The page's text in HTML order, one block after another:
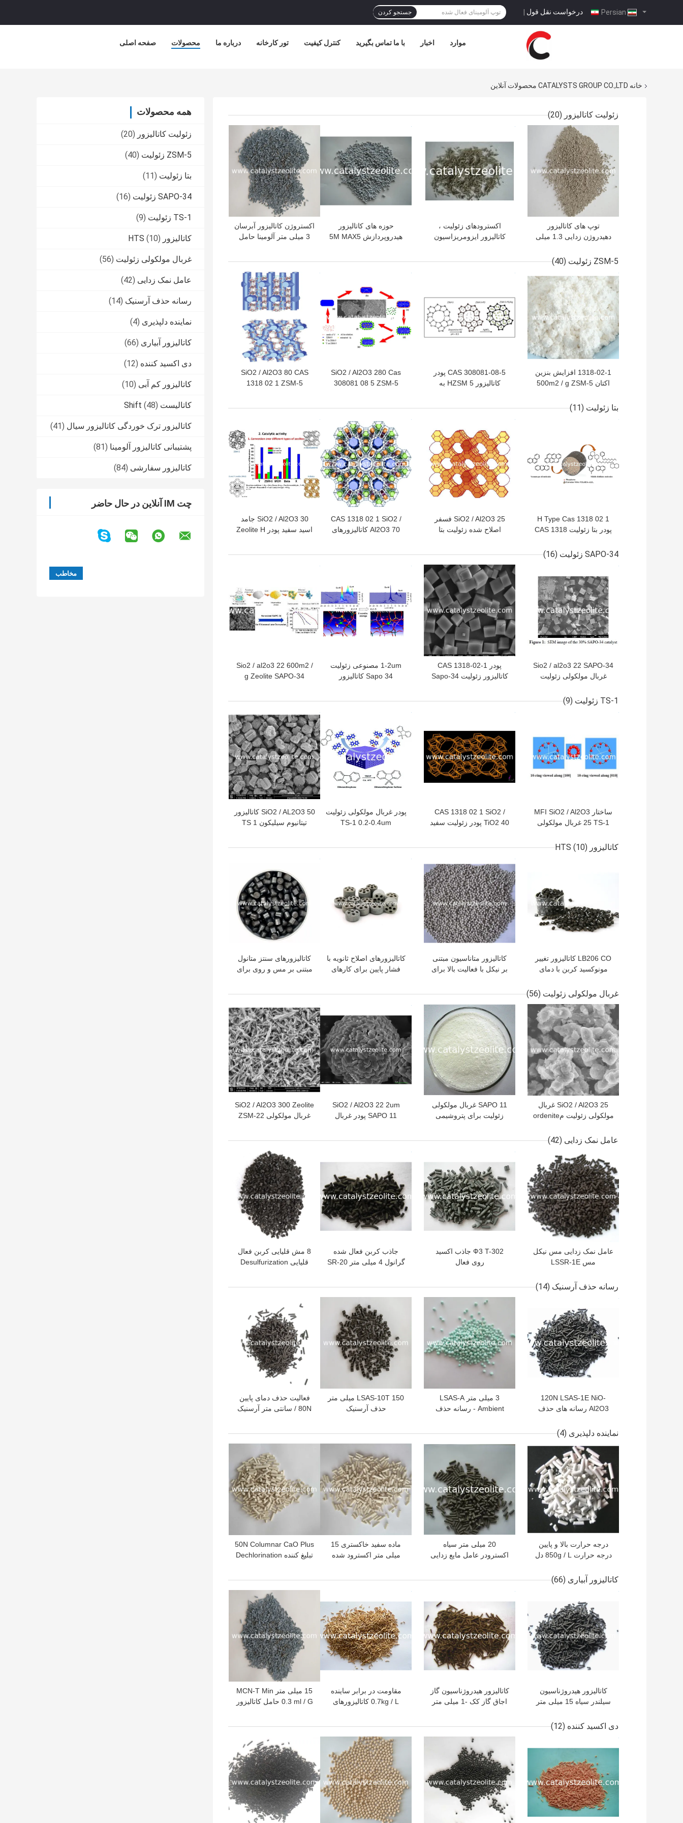
درخواست نقل قول | جستجو کردن
صفحه اصلی محصولات درباره ما تور کارخانه کنترل کیفیت با ما تماس بگیرید اخبار موارد
خانه CATALYSTS GROUP CO.,LTD محصولات آنلاین
همه محصولات
زئولیت کاتالیزور (20)
ZSM-5 زئولیت (40)
بتا زئولیت (11)
SAPO-34 زئولیت (16)
TS-1 زئولیت (9)
کاتالیزور HTS (10)
غربال مولکولی زئولیت (56)
عامل نمک زدایی (42)
رسانه حذف آرسنیک (14)
نماینده دلپذیری (4)
کاتالیزور آبیاری (66)
دی اکسید کننده (12)
کاتالیزور کم آبی (10)
کاتالیست Shift (48)
کاتالیزور ترک خوردگی کاتالیزور سیال (41)
پشتیبانی کاتالیزور آلومینا (81)
کاتالیزور سفارشی (84)
چت IM آنلاین در حال حاضر
زئولیت کاتالیزور (20)
توپ های کاتالیزور
دهیدروژن زدایی 1.3 میلی
NC10-C14 آلکان به آلکن
بهترین قیمت
اکسترودهای زئولیت ،
کاتالیزور ایزومریزاسیون
حوزه های کاتالیزور
هیدروپردازش 5M MAX5
اکستروژن کاتالیزور آبرسان
3 میلی متر آلومینا حامل
بهترین قیمت
ZSM-5 زئولیت (40)
1318-02-1 افزایش بنزین
اکتان 500m2 / g ZSM-5
بهترین قیمت
CAS 308081-08-5 پودر
کاتالیزور HZSM 5 به
SiO2 / Al2O3 280 Cas
308081 08 5 ZSM-5
SiO2 / Al2O3 80 CAS
1318 02 1 ZSM-5
بهترین قیمت
بتا زئولیت (11)
H Type Cas 1318 02 1
پودر بتا زئولیت CAS 1318
SiO2 / Al2O3 25 فسفر
اصلاح شده زئولیت بتا
CAS 1318 02 1 SiO2 /
Al2O3 70 کاتالیزورهای
بهترین قیمت
SiO2 / Al2O3 30 جامد
اسید سفید پودر Zeolite H
SAPO-34 زئولیت (16)
Sio2 / al2o3 22 SAPO-34
غربال مولکولی زئولیت
پودر CAS 1318-02-1
کاتالیزور زئولیت Sapo-34
بهترین قیمت
1-2um مصنوعی زئولیت
Sapo 34 کاتالیزور
Sio2 / al2o3 22 600m2 /
g Zeolite SAPO-34
TS-1 زئولیت (9)
ساختار MFI SiO2 / Al2O3
25 TS-1 غربال مولکولی
CAS 1318 02 1 SiO2 /
TiO2 40 پودر زئولیت سفید
پودر غربال مولکولی زئولیت
TS-1 0.2-0.4um
SiO2 / AL2O3 50 کاتالیزور
تیتانیوم سیلیکون TS 1
بهترین قیمت
کاتالیزور HTS (10)
LB206 CO کاتالیزور تغییر
مونوکسید کربن با دمای
کاتالیزور متاناسیون مبتنی
بر نیکل با فعالیت بالا برای
بهترین قیمت
کاتالیزورهای اصلاح ثانویه با
فشار پایین برای کارهای
کاتالیزورهای سنتز متانول
مبتنی بر مس و روی برای
غربال مولکولی زئولیت (56)
SiO2 / Al2O3 25 غربال
مولکولی زئولیت مordenite
بهترین قیمت
SAPO 11 غربال مولکولی
زئولیت برای پتروشیمی
بهترین قیمت
SiO2 / Al2O3 22 2um
SAPO 11 پودر غربال
SiO2 / Al2O3 300 Zeolite
غربال مولکولی ZSM-22
بهترین قیمت
عامل نمک زدایی (42)
عامل نمک زدایی مس نیکل
مس LSSR-1E
بهترین قیمت
Ф3 T-302 جاذب اکسید
روی فعال
جاذب کربن فعال شده
گرانول 4 میلی متر SR-20
8 مش قلیایی کربن فعال
قلیایی Desulfurization
بهترین قیمت
رسانه حذف آرسنیک (14)
120N LSAS-1E NiO-
Al2O3 رسانه های حذف
3 میلی متر LSAS-A
Ambient - رسانه حذف
بهترین قیمت
LSAS-10T 150 میلی متر
حذف آرسنیک
فعالیت حذف دمای پایین
80N / سانتی متر آرسنیک
بهترین قیمت
نماینده دلپذیری (4)
درجه حرارت بالا و پایین
درجه حرارت 850g / L دل
بهترین قیمت
20 میلی متر سیاه
اکسترودر عامل مایع زدایی
ماده سفید خاکستری 15
میلی متر اکسترود شده
50N Columnar CaO Plus
تبلیغ کننده Dechlorination
کاتالیزور آبیاری (66)
کاتالیزور هیدروژناسیون
سیلندر سیاه 15 میلی متر
کاتالیزور هیدروژناسیون گاز
اجاق گاز کک -1 میلی متر
مقاومت در برابر ساینده
0.7kg / L کاتالیزورهای
15 میلی متر MCN-T Min
0.3 ml / G حامل کاتالیزور
دی اکسید کننده (12)
بهترین قیمت بهترین قیمت